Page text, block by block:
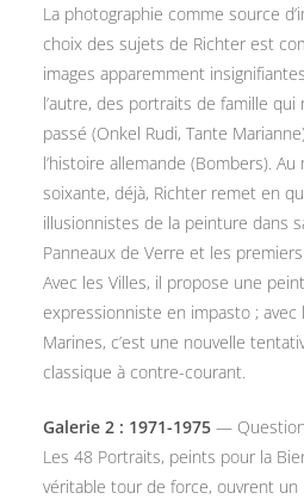
La photographie comme source
choix des sujets de Richter est
images apparemment
l’autre, des portraits de famille
passé (Onkel Rudi, Tante
l’histoire allemande (Bombers).
soixante, déjà, Richter remet en
illusionnistes de la peinture dans
Panneaux de Verre et les
Avec les Villes, il propose une
expressionniste en impasto ; avec
Marines, c’est une nouvelle
classique à contre-courant.
Galerie 2 : 1971-1975 —
Les 48 Portraits, peints pour la
véritable tour de force, ouvrent un